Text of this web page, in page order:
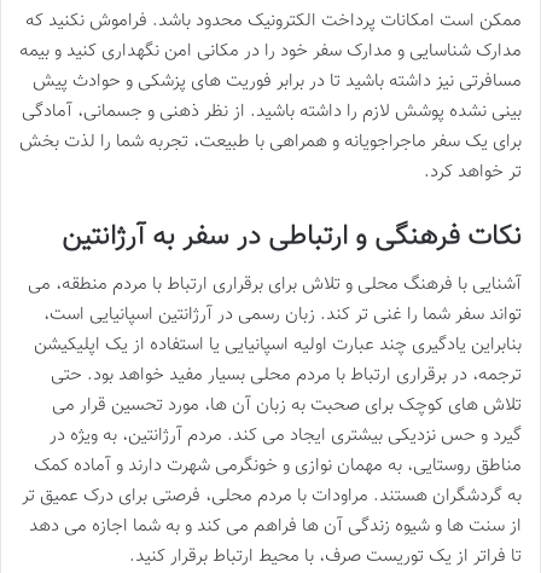
ممکن است امکانات پرداخت الکترونیک محدود باشد. فراموش نکنید که
مدارک شناسایی و مدارک سفر خود را در مکانی امن نگهداری کنید و بیمه
مسافرتی نیز داشته باشید تا در برابر فوریت های پزشکی و حوادث پیش
بینی نشده پوشش لازم را داشته باشید. از نظر ذهنی و جسمانی، آمادگی
برای یک سفر ماجراجویانه و همراهی با طبیعت، تجربه شما را لذت بخش
تر خواهد کرد.
نکات فرهنگی و ارتباطی در سفر به آرژانتین
آشنایی با فرهنگ محلی و تلاش برای برقراری ارتباط با مردم منطقه، می
تواند سفر شما را غنی تر کند. زبان رسمی در آرژانتین اسپانیایی است،
بنابراین یادگیری چند عبارت اولیه اسپانیایی یا استفاده از یک اپلیکیشن
ترجمه، در برقراری ارتباط با مردم محلی بسیار مفید خواهد بود. حتی
تلاش های کوچک برای صحبت به زبان آن ها، مورد تحسین قرار می
گیرد و حس نزدیکی بیشتری ایجاد می کند. مردم آرژانتین، به ویژه در
مناطق روستایی، به مهمان نوازی و خونگرمی شهرت دارند و آماده کمک
به گردشگران هستند. مراودات با مردم محلی، فرصتی برای درک عمیق تر
از سنت ها و شیوه زندگی آن ها فراهم می کند و به شما اجازه می دهد
تا فراتر از یک توریست صرف، با محیط ارتباط برقرار کنید.